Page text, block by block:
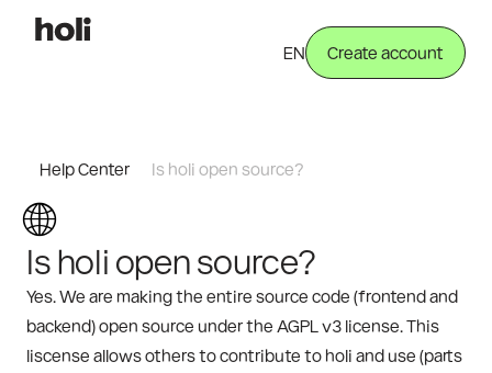
EN Create account
Help Center Is holi open source?
🌐
Is holi open source?
Yes. We are making the entire source code (frontend and
backend) open source under the AGPL v3 license. This
liscense allows others to contribute to holi and use (parts